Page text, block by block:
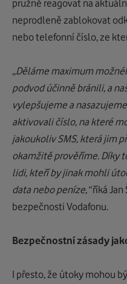
pružně reagovat na
neprodleně zablokovat
nebo telefonní číslo, ze
„Děláme maximum
podvodúčinněbránili, a
vylepšujeme a
aktivovali číslo, na které
jakoukoliv SMS, která jim
okamžitě prověříme. Díky
lidi, kteří by jinak mohli
data nebo peníze,“říká Jan
bezpečnosti Vodafonu.
Bezpečnostní zásady
I přesto, že útoky mohou